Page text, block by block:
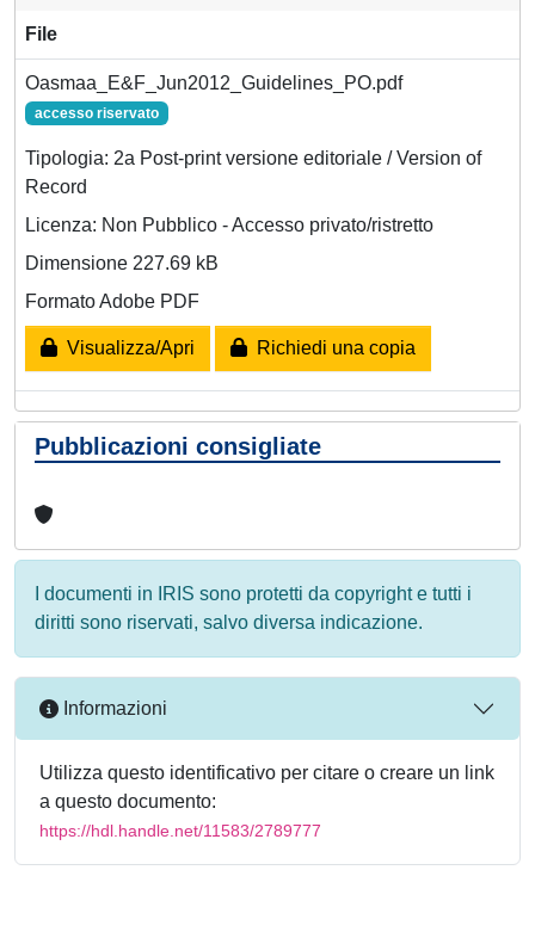
File
Oasmaa_E&F_Jun2012_Guidelines_PO.pdf
accesso riservato
Tipologia: 2a Post-print versione editoriale / Version of
Record
Licenza: Non Pubblico - Accesso privato/ristretto
Dimensione 227.69 kB
Formato Adobe PDF
Visualizza/Apri Richiedi una copia
Pubblicazioni consigliate
I documenti in IRIS sono protetti da copyright e tutti i
diritti sono riservati, salvo diversa indicazione.
Informazioni
Utilizza questo identificativo per citare o creare un link
a questo documento:
https://hdl.handle.net/11583/2789777